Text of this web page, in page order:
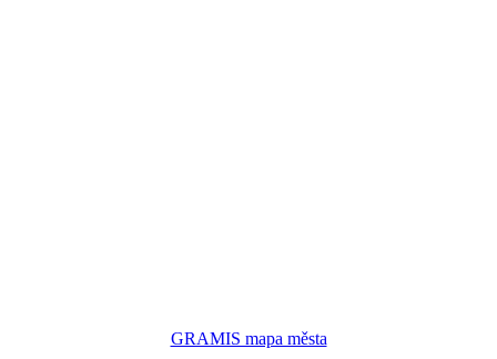
GRAMIS mapa města